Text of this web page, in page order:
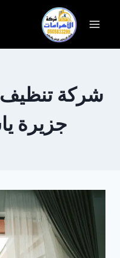
شركة تنظيف
جزيرة